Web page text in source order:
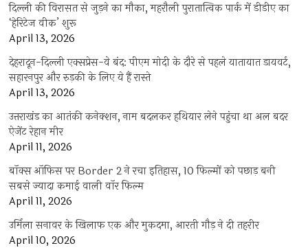
दिल्ली की विरासत से जुड़ने का मौका, महरौली पुरातात्विक पार्क में डीडीए का
‘हेरिटेज वीक’ शुरू
April 13, 2026
देहरादून-दिल्ली एक्सप्रेस-वे बंद: पीएम मोदी के दौरे से पहले यातायात डायवर्ट,
सहारनपुर और रुड़की के लिए ये हैं रास्ते
April 13, 2026
उत्तराखंड का आतंकी कनेक्शन, नाम बदलकर हथियार लेने पहुंचा था अल बदर
ऐजेंट रेहान मीर
April 11, 2026
बॉक्स ऑफिस पर Border 2 ने रचा इतिहास, 10 फिल्मों को पछाड़ बनी
सबसे ज्यादा कमाई वाली वॉर फिल्म
April 11, 2026
उर्मिला सनावर के खिलाफ एक और मुकदमा, आरती गौड़ ने दी तहरीर
April 10, 2026